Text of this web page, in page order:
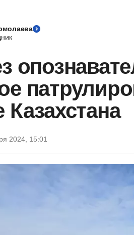
Казахстана
2024, 15:01